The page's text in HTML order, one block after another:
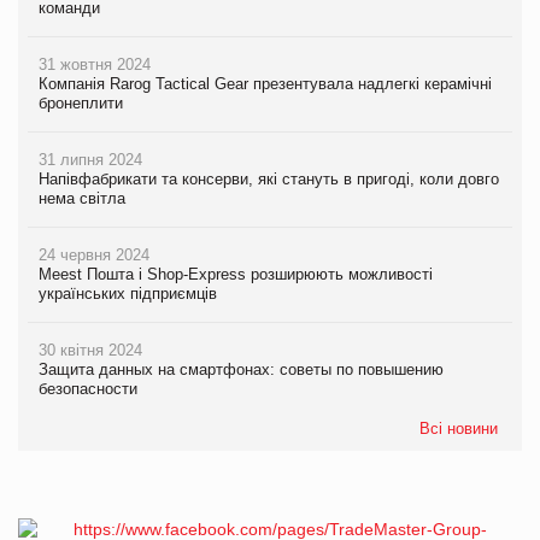
команди
31 жовтня 2024
Компанія Rarog Tactical Gear презентувала надлегкі керамічні
бронеплити
31 липня 2024
Напівфабрикати та консерви, які стануть в пригоді, коли довго
нема світла
24 червня 2024
Meest Пошта і Shop-Express розширюють можливості
українських підприємців
30 квітня 2024
Защита данных на смартфонах: советы по повышению
безопасности
Всі новини